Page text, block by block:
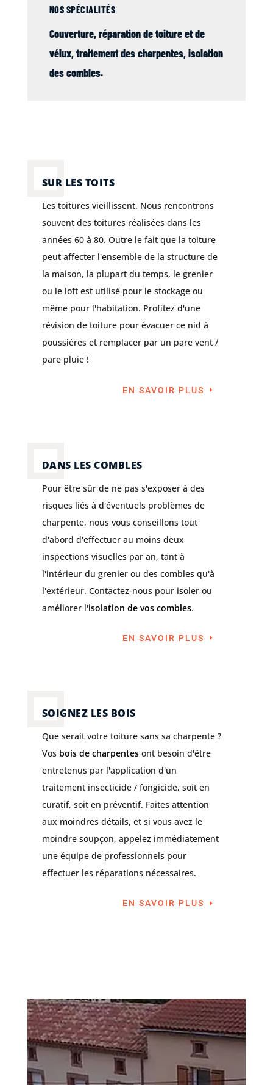
NOS SPÉCIALITÉS
Couverture, réparation detoitureet de
vélux,traitement des charpentes,isolation
des combles.
SUR LES TOITS
Les toitures vieillissent. Nous rencontrons
souvent des toitures réalisées dans les
années 60 à 80. Outre le fait que la toiture
peut affecter l'ensemble de la structure de
la maison, la plupart du temps, le grenier
ou le loft est utilisé pour le stockage ou
même pour l'habitation. Profitez d'une
révision de toiture pour évacuer ce nid à
poussières et remplacer par un pare vent /
pare pluie !
EN SAVOIR PLUS
DANS LES COMBLES
Pour être sûr de ne pas s'exposer à des
risques liés à d'éventuels problèmes de
charpente, nous vous conseillons tout
d'abord d'effectuer au moins deux
inspections visuelles par an, tant à
l'intérieur du grenier ou des combles qu'à
l'extérieur. Contactez-nous pour isoler ou
améliorer l'isolation de vos combles.
EN SAVOIR PLUS
SOIGNEZ LES BOIS
Que serait votre toiture sans sa charpente ?
Vos bois de charpentesont besoin d'être
entretenus par l'application d'un
traitement insecticide / fongicide, soit en
curatif, soit en préventif. Faites attention
aux moindres détails, et si vous avez le
moindre soupçon, appelez immédiatement
une équipe de professionnels pour
effectuer les réparations nécessaires.
EN SAVOIR PLUS